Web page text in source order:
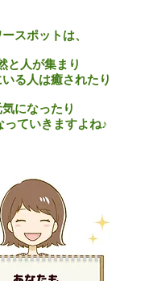
スポットは、
と人が集まり
る人は癒されたり
気になったり
っていきますよね♪